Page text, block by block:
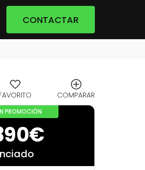
CONTACTAR
COMPARAR
PROMOCIÓN